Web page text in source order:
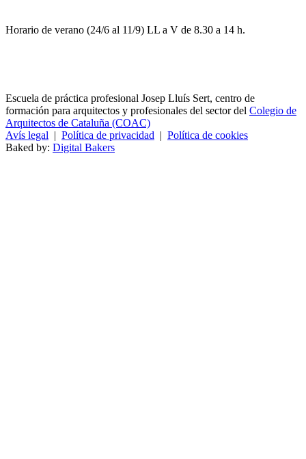
Horario de verano (24/6 al 11/9) LL a V de 8.30 a 14 h.
Escuela de práctica profesional Josep Lluís Sert, centro de
formación para arquitectos y profesionales del sector del Colegio de
Arquitectos de Cataluña (COAC)
Avís legal | Política de privacidad | Política de cookies
Baked by: Digital Bakers